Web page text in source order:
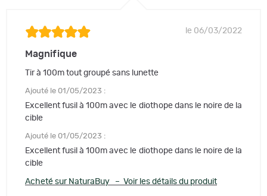
le 06/03/2022
Magnifique
Tir à 100m tout groupé sans lunette
Ajouté le 01/05/2023 :
Excellent fusil à 100m avec le diothope dans le noire de la
cible
Ajouté le 01/05/2023 :
Excellent fusil à 100m avec le diothope dans le noire de la
cible
Acheté sur NaturaBuy – Voir les détails du produit